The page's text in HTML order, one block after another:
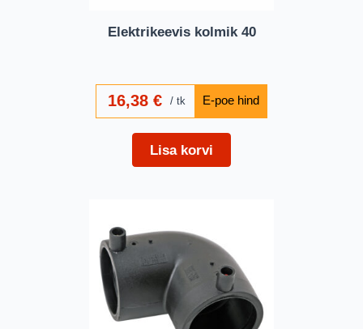
Elektrikeevis kolmik 40
16,38 € tk
Lisa korvi